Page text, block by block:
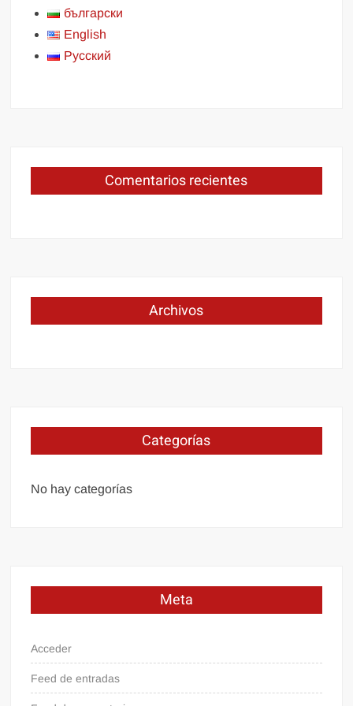
български
English
Русский
Comentarios recientes
Archivos
Categorías
No hay categorías
Meta
Acceder
Feed de entradas